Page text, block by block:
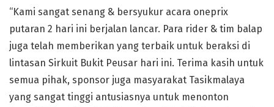
“Kami sangat senang & bersyukur acara oneprix
putaran 2 hari ini berjalan lancar. Para rider & tim balap
juga telah memberikan yang terbaik untuk beraksi di
lintasan Sirkuit Bukit Peusar hari ini. Terima kasih untuk
semua pihak, sponsor juga masyarakat Tasikmalaya
yang sangat tinggi antusiasnya untuk menonton